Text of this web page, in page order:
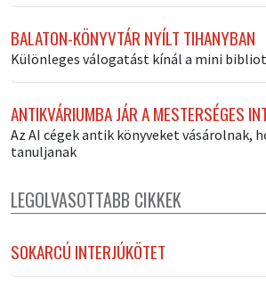
BALATON-KÖNYVTÁR NYÍLT TIHANYBAN
Különleges válogatást kínál a mini
ANTIKVÁRIUMBA JÁR A MESTERSÉGES
Az AI cégek antik könyveket vásárolnak,
tanuljanak
LEGOLVASOTTABB CIKKEK
SOKARCÚ INTERJÚKÖTET